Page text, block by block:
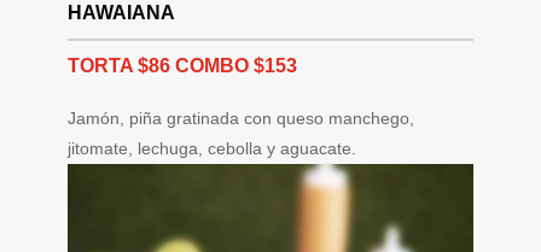
HAWAIANA
TORTA $86 COMBO $153
Jamón, piña gratinada con queso manchego,
jitomate, lechuga, cebolla y aguacate.